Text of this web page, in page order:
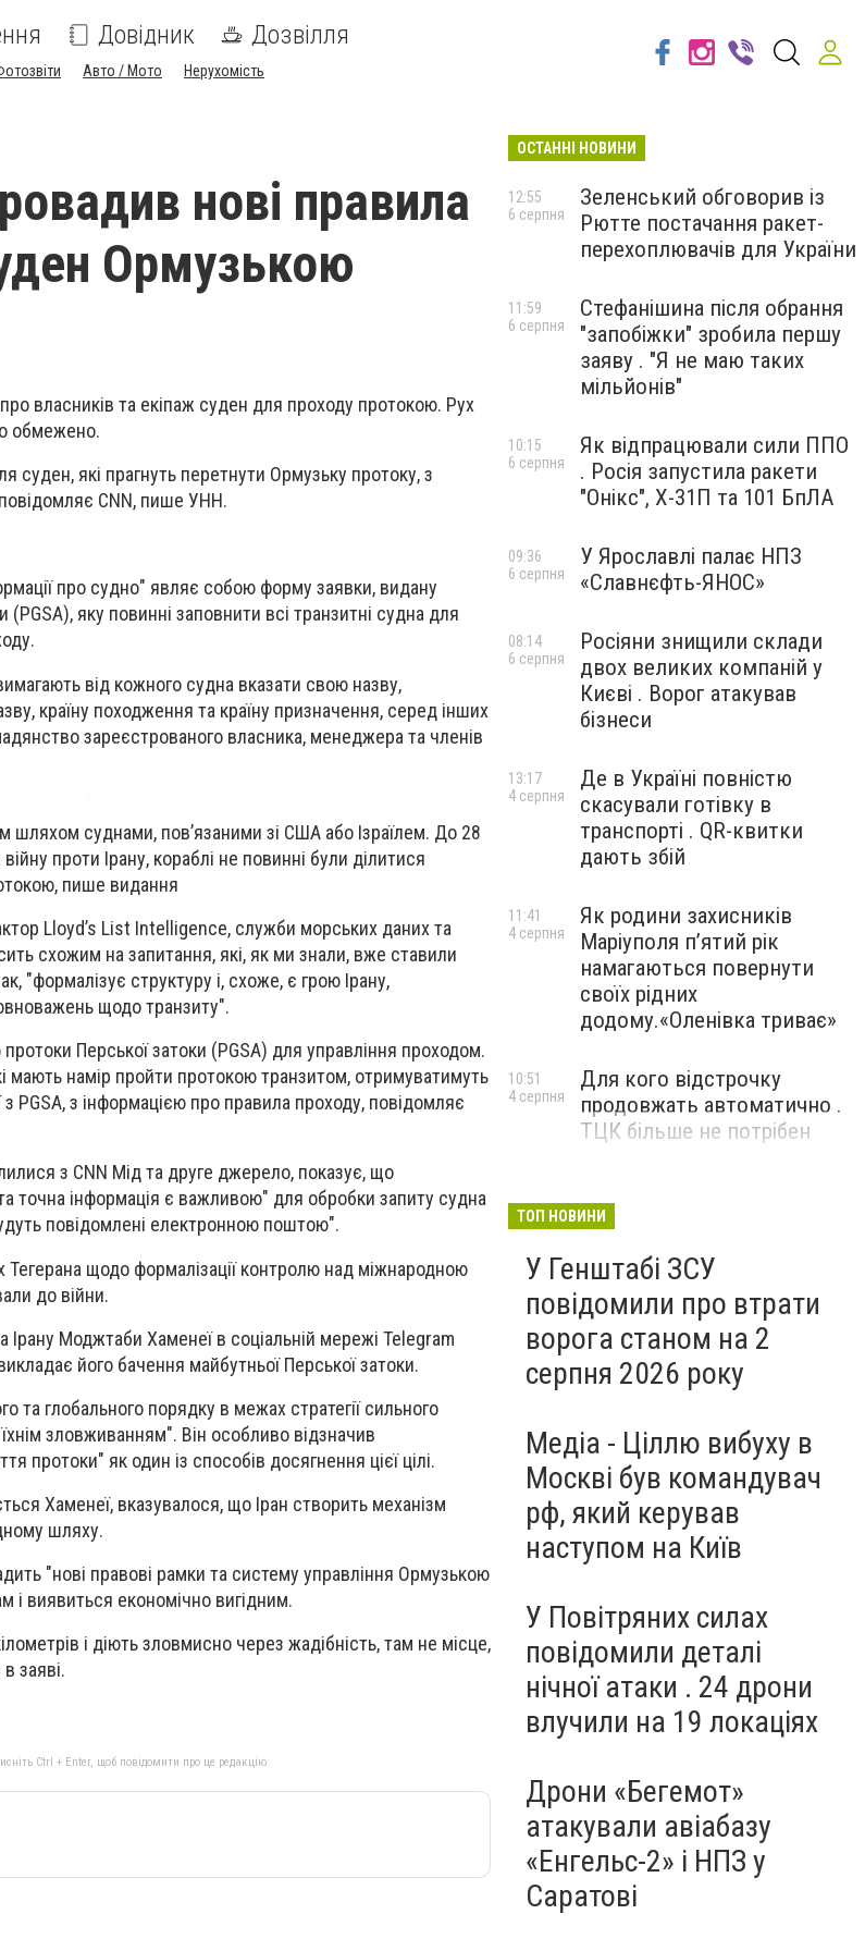
Довідник Дозвілля
Авто / Мото Нерухомість
нові правила
Ормузькою
власників та екіпаж суден для проходу протокою. Рух
обмежено.
суден, які прагнуть перетнути Ормузьку протоку, з
CNN, пише УНН.
про судно" являє собою форму заявки, видану
(PGSA), яку повинні заповнити всі транзитні судна для
від кожного судна вказати свою назву,
країну походження та країну призначення, серед інших
зареєстрованого власника, менеджера та членів
шляхом суднами, пов’язаними зі США або Ізраїлем. До 28
проти Ірану, кораблі не повинні були ділитися
пише видання
Lloyd’s List Intelligence, служби морських даних та
схожим на запитання, які, як ми знали, вже ставили
"формалізує структуру і, схоже, є грою Ірану,
щодо транзиту".
Перської затоки (PGSA) для управління проходом.
мають намір пройти протокою транзитом, отримуватимуть
PGSA, з інформацією про правила проходу, повідомляє
з CNN Мід та друге джерело, показує, що
точна інформація є важливою" для обробки запиту судна
повідомлені електронною поштою".
щодо формалізації контролю над міжнародною
до війни.
Ірану Моджтаби Хаменеї в соціальній мережі Telegram
його бачення майбутньої Перської затоки.
та глобального порядку в межах стратегії сильного
зловживанням". Він особливо відзначив
протоки" як один із способів досягнення цієї цілі.
Хаменеї, вказувалося, що Іран створить механізм
шляху.
"нові правові рамки та систему управління Ормузькою
і виявиться економічно вигідним.
і діють зловмисно через жадібність, там не місце,
заяві.
Ctrl + Enter, щоб повідомити про це редакцію
ОСТАННІ НОВИНИ
Зеленський обговорив із
Рютте постачання ракет-
перехоплювачів для України
12:55
6 серпня
Стефанішина після обрання
"запобіжки" зробила першу
заяву . "Я не маю таких
мільйонів"
11:59
6 серпня
Як відпрацювали сили ППО
. Росія запустила ракети
"Онікс", Х-31П та 101 БпЛА
10:15
6 серпня
У Ярославлі палає НПЗ
«Славнєфть-ЯНОС»
09:36
6 серпня
Росіяни знищили склади
двох великих компаній у
Києві . Ворог атакував
бізнеси
08:14
6 серпня
Де в Україні повністю
скасували готівку в
транспорті . QR-квитки
дають збій
13:17
4 серпня
Як родини захисників
Маріуполя пʼятий рік
намагаються повернути
своїх рідних
додому.«Оленівка триває»
11:41
4 серпня
Для кого відстрочку
продовжать автоматично .
ТЦК більше не потрібен
10:51
4 серпня
ТОП НОВИНИ
У Генштабі ЗСУ
повідомили про втрати
ворога станом на 2
серпня 2026 року
Медіа - Ціллю вибуху в
Москві був командувач
рф, який керував
наступом на Київ
У Повітряних силах
повідомили деталі
нічної атаки . 24 дрони
влучили на 19 локаціях
Дрони «Бегемот»
атакували авіабазу
«Енгельс-2» і НПЗ у
Саратові